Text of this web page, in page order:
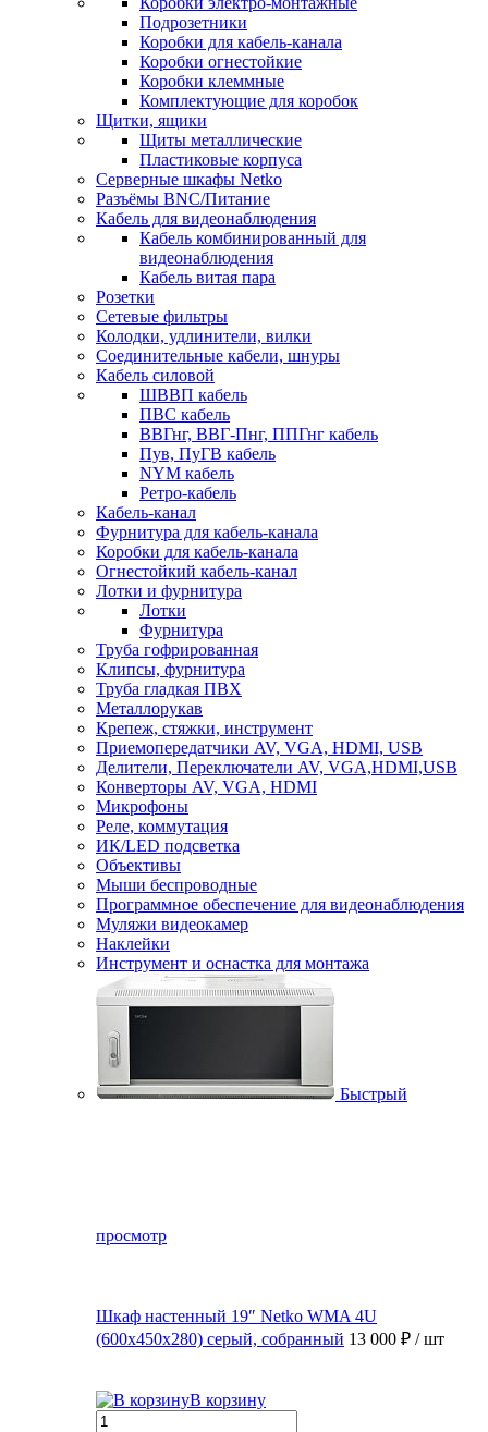
Подрозетники
Коробки для кабель-канала
Коробки огнестойкие
Коробки клеммные
Комплектующие для коробок
Щитки, ящики
Щиты металлические
Пластиковые корпуса
Серверные шкафы Netko
Разъёмы BNC/Питание
Кабель для видеонаблюдения
Кабель комбинированный для
видеонаблюдения
Кабель витая пара
Розетки
Сетевые фильтры
Колодки, удлинители, вилки
Соединительные кабели, шнуры
Кабель силовой
ШВВП кабель
ПВС кабель
ВВГнг, ВВГ-Пнг, ППГнг кабель
Пув, ПуГВ кабель
NYM кабель
Ретро-кабель
Кабель-канал
Фурнитура для кабель-канала
Коробки для кабель-канала
Огнестойкий кабель-канал
Лотки и фурнитура
Лотки
Фурнитура
Труба гофрированная
Клипсы, фурнитура
Труба гладкая ПВХ
Металлорукав
Крепеж, стяжки, инструмент
Приемопередатчики AV, VGA, HDMI, USB
Делители, Переключатели AV, VGA,HDMI,USB
Конверторы AV, VGA, HDMI
Микрофоны
Реле, коммутация
ИК/LED подсветка
Объективы
Мыши беспроводные
Программное обеспечение для видеонаблюдения
Муляжи видеокамер
Наклейки
Инструмент и оснастка для монтажа
Быстрый
просмотр
Шкаф настенный 19″ Netko WMA 4U
(600x450x280) серый, собранный 13 000 ₽ / шт
В корзину